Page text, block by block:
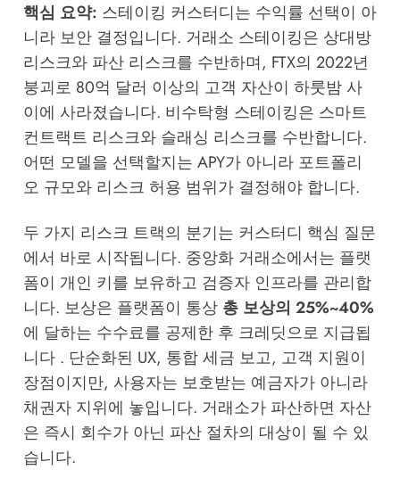
핵심 요약: 스테이킹 커스터디는 수익률 선택이 아
니라 보안 결정입니다. 거래소 스테이킹은 상대방
리스크와 파산 리스크를 수반하며, FTX의 2022년
붕괴로 80억 달러 이상의 고객 자산이 하룻밤 사
이에 사라졌습니다. 비수탁형 스테이킹은 스마트
컨트랙트 리스크와 슬래싱 리스크를 수반합니다.
어떤 모델을 선택할지는 APY가 아니라 포트폴리
오 규모와 리스크 허용 범위가 결정해야 합니다.
두 가지 리스크 트랙의 분기는 커스터디 핵심 질문
에서 바로 시작됩니다. 중앙화 거래소에서는 플랫
폼이 개인 키를 보유하고 검증자 인프라를 관리합
니다. 보상은 플랫폼이 통상 총 보상의 25%~40%
에 달하는 수수료를 공제한 후 크레딧으로 지급됩
니다 . 단순화된 UX, 통합 세금 보고, 고객 지원이
장점이지만, 사용자는 보호받는 예금자가 아니라
채권자 지위에 놓입니다. 거래소가 파산하면 자산
은 즉시 회수가 아닌 파산 절차의 대상이 될 수 있
습니다.